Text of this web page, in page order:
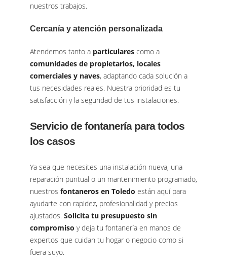
nuestros trabajos.
Cercanía y atención personalizada
Atendemos tanto a particulares como a
comunidades de propietarios, locales
comerciales y naves, adaptando cada solución a
tus necesidades reales. Nuestra prioridad es tu
satisfacción y la seguridad de tus instalaciones.
Servicio de fontanería para todos
los casos
Ya sea que necesites una instalación nueva, una
reparación puntual o un mantenimiento programado,
nuestros fontaneros en Toledo están aquí para
ayudarte con rapidez, profesionalidad y precios
ajustados. Solicita tu presupuesto sin
compromiso y deja tu fontanería en manos de
expertos que cuidan tu hogar o negocio como si
fuera suyo.